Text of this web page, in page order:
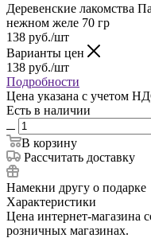
Деревенские лакомства
нежном желе 70 гр
138 руб./шт
Варианты цен
138 руб./шт
Подробности
Цена указана с учетом
Есть в наличии
В корзину
Рассчитать доставку
Намекни другу о подарке
Характеристики
Цена интернет-магазина
розничных магазинах.